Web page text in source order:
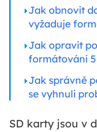
Jak obnovit
vyžaduje
Jak opravit
formátování
Jak správně
se vyhnuli
SD karty jsou v